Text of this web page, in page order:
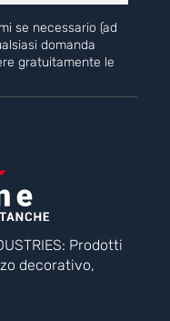
se necessario (ad
domanda
gratuitamente le
Prodotti
decorativo,